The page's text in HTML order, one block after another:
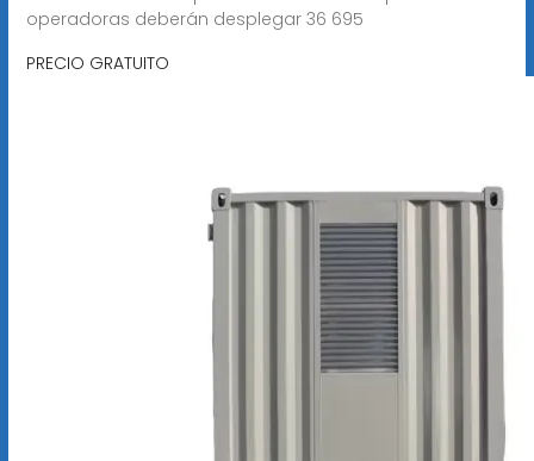
operadoras deberán desplegar 36 695
PRECIO GRATUITO